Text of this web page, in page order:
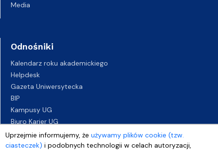
Uprzejmie informujemy, żeużywamy plików cookie (tzw.
ciasteczek) i podobnych technologii w celach autoryzacji,
Media
Odnośniki
Kalendarz roku akademickiego
Helpdesk
Gazeta Uniwersytecka
BIP
Kampusy UG
Biuro Karier UG
Oferty pracy
Deklaracja dostępności